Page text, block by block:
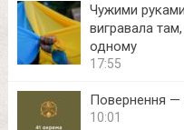
Чужими
вигравала
одному
17:55
Повернення —
10:01